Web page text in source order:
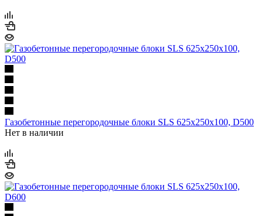
Газобетонные перегородочные блоки SLS 625х250х100, D500
Нет в наличии